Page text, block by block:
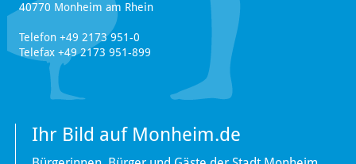
40770 Monheim am Rhein
Telefon +49 2173 951-0
Telefax +49 2173 951-899
Ihr Bild auf Monheim.de